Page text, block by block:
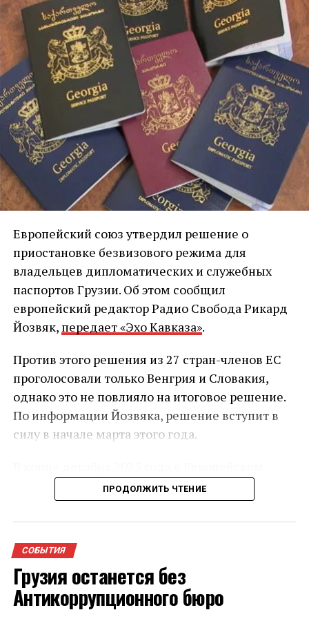
Европейский союз утвердил решение о
приостановке безвизового режима для
владельцев дипломатических и служебных
паспортов Грузии. Об этом сообщил
европейский редактор Радио Свобода Рикард
Йозвяк, передает «Эхо Кавказа».
Против этого решения из 27 стран-членов ЕС
проголосовали только Венгрия и Словакия,
однако это не повлияло на итоговое решение.
По информации Йозвяка, решение вступит в
силу в начале марта этого года.
союзе начал действовать обновлённый
механизм приостановки безвизового режима.
После его утверждения стало известно, что он
может затронуть Грузию — на фоне
усиливающейся критики политики правящей
партии со стороны Брюсселя и других
европейских столиц.
ПРОДОЛЖИТЬ ЧТЕНИЕ
СОБЫТИЯ
Грузия останется без
Антикоррупционного бюро